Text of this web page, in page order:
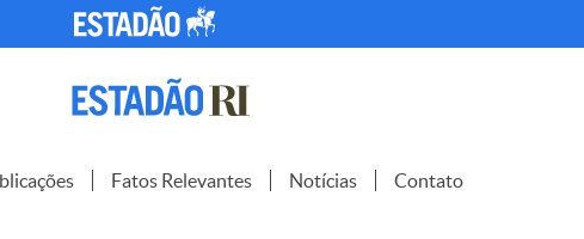
Fatos Relevantes Notícias Contato